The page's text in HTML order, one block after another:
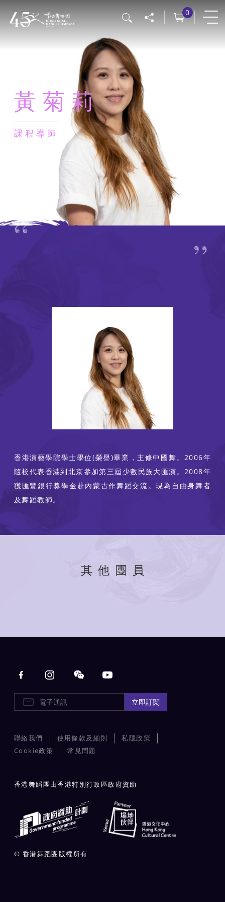
0
黃菊莉
課程導師
香港演藝學院學士學位(榮譽)畢業，主修中國舞。2006年
隨校代表香港到北京參加第三屆少數民族大匯演。2008年
獲匯豐銀行獎學金赴內蒙古作舞蹈交流。現為自由身舞者
及舞蹈教師。
其他團員
Main navigation
E-Newsletters 立即訂閱
聯絡我們 使用條款及細則
私隱政策
Cookie政策
常見問題
香港舞蹈團由香港特別行政區政府資助
© 香港舞蹈團版權所有